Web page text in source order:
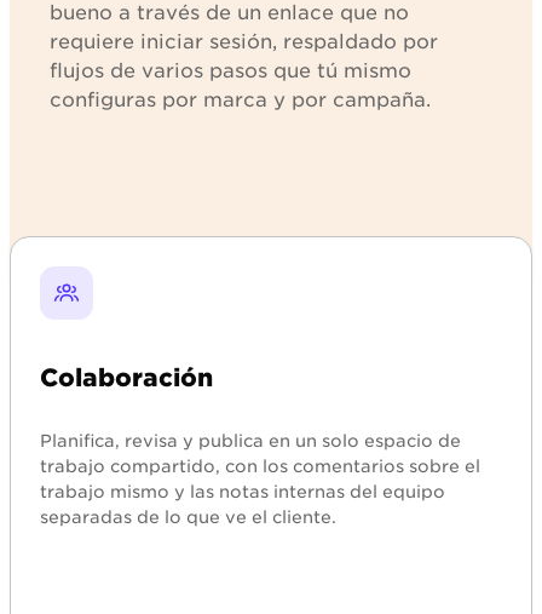
bueno a través de un enlace que no
requiere iniciar sesión, respaldado por
flujos de varios pasos que tú mismo
configuras por marca y por campaña.
Explorar
Colaboración
Planifica, revisa y publica en un solo espacio de
trabajo compartido, con los comentarios sobre el
trabajo mismo y las notas internas del equipo
separadas de lo que ve el cliente.